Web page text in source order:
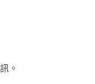
。